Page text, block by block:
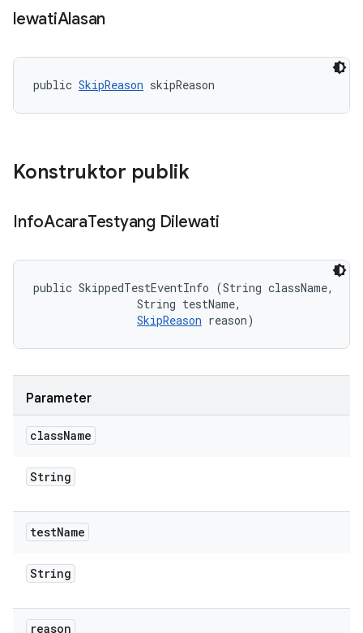
lewatiAlasan
public SkipReason skipReason
Konstruktor publik
InfoAcaraTestyang Dilewati
public SkippedTestEventInfo (String className,
                String testName,
SkipReason reason)
Parameter
className
String
testName
String
reason